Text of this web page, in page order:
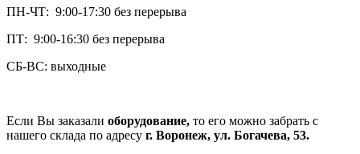
ПН-ЧТ: 9:00-17:30 без перерыва
ПТ: 9:00-16:30 без перерыва
СБ-ВС: выходные
Если Вы заказали оборудование, то его можно забрать с
нашего склада по адресу г. Воронеж, ул. Богачева, 53.